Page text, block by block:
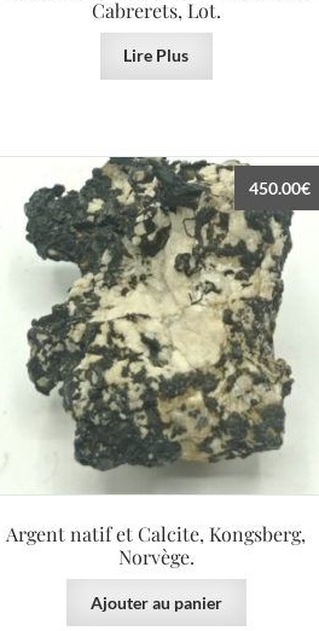
Cabrerets, Lot.
Lire Plus
Argent natif et Calcite, Kongsberg,
Norvège.
450.00€
Ajouter au panier